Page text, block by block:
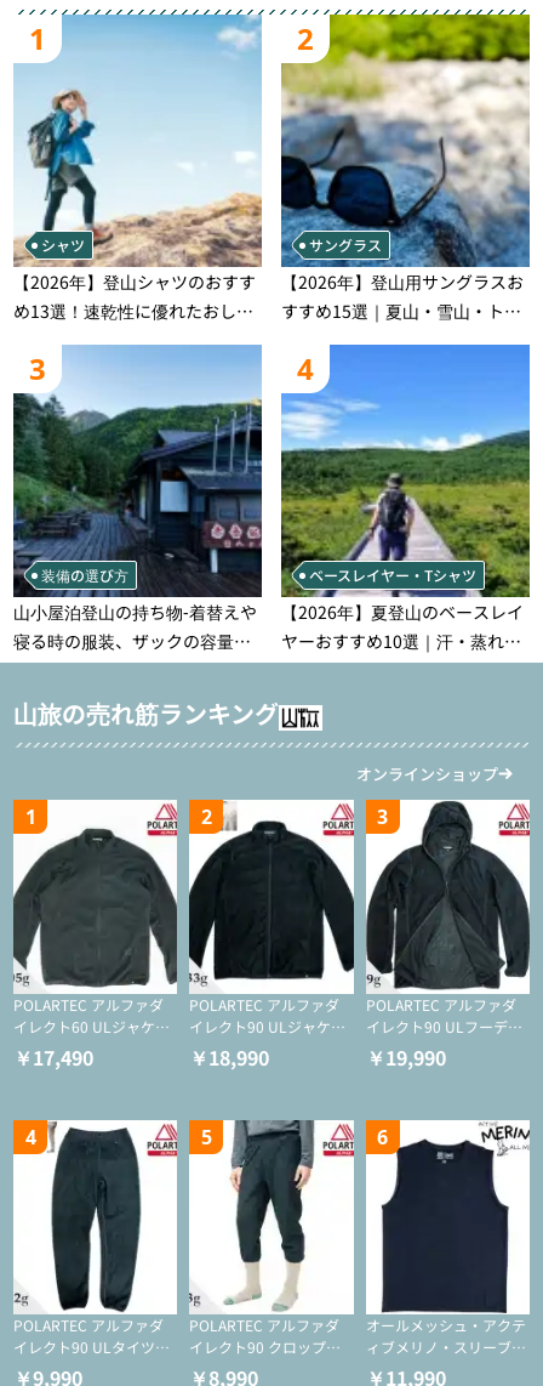
1
シャツ
【2026年】登山シャツのおすす
め13選！速乾性に優れたおしゃ
れなモデルを徹底紹介！
2
サングラス
【2026年】登山用サングラスお
すすめ15選｜夏山・雪山・トレ
ラン別、シーンで選ぶ失敗しな
い一本
3
装備の選び方
山小屋泊登山の持ち物‐着替えや
寝る時の服装、ザックの容量な
どを徹底紹介！1泊2日、2泊3日
用のリスト付き
4
ベースレイヤー・Tシャツ
【2026年】夏登山のベースレイ
ヤーおすすめ10選｜汗・蒸れ・
汗冷え対策に効く選び方
山旅の売れ筋ランキング
オンラインショップ
1
POLARTEC アルファダ
イレクト60 ULジャケッ
ト（登山/ミドルレイヤ
ー/化繊ジャケット）
￥17,490
2
POLARTEC アルファダ
イレクト90 ULジャケッ
ト（アクティブインサレ
ーション/ミドルレイヤ
￥18,990
3
POLARTEC アルファダ
イレクト90 ULフーディ
（アクティブインサレー
ション/ミドルレイヤー/
￥19,990
4
POLARTEC アルファダ
イレクト90 ULタイツ
（アクティブインサレー
￥9,990
5
POLARTEC アルファダ
イレクト90 クロップド
ULタイツ（アクティブ
￥8,990
6
オールメッシュ・アクテ
ィブメリノ・スリーブレ
ス
￥11,990